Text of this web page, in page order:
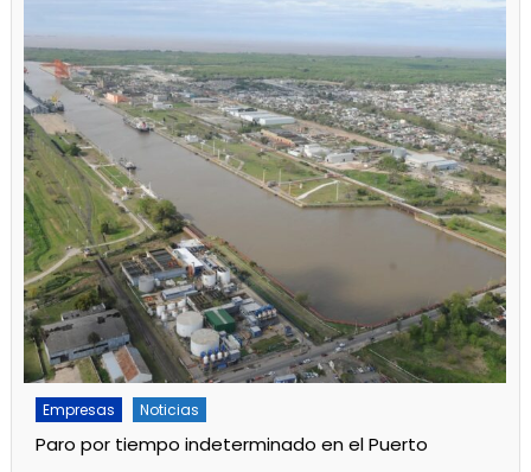
Empresas Noticias
Paro por tiempo indeterminado en el Puerto